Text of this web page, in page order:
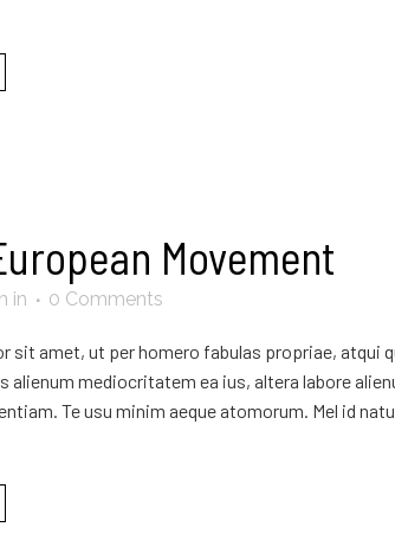
Movement
in 0 Comments
sit amet, ut per homero fabulas propriae, atqui
alienum mediocritatem ea ius, altera labore
Te usu minim aeque atomorum. Mel id